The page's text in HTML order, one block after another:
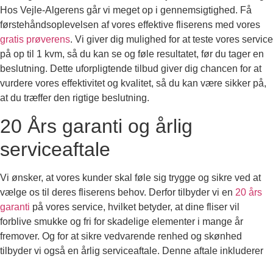
Hos Vejle-Algerens går vi meget op i gennemsigtighed. Få
førstehåndsoplevelsen af vores effektive fliserens med vores
gratis prøverens. Vi giver dig mulighed for at teste vores service
på op til 1 kvm, så du kan se og føle resultatet, før du tager en
beslutning. Dette uforpligtende tilbud giver dig chancen for at
vurdere vores effektivitet og kvalitet, så du kan være sikker på,
at du træffer den rigtige beslutning.
20 Års garanti og årlig
serviceaftale
Vi ønsker, at vores kunder skal føle sig trygge og sikre ved at
vælge os til deres fliserens behov. Derfor tilbyder vi en 20 års
garanti på vores service, hvilket betyder, at dine fliser vil
forblive smukke og fri for skadelige elementer i mange år
fremover. Og for at sikre vedvarende renhed og skønhed
tilbyder vi også en årlig serviceaftale. Denne aftale inkluderer